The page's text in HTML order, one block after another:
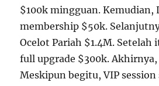
$100k mingguan. Kemudian,
membership $50k.
Ocelot Pariah $1.4M. Setelah
full upgrade $300k. Akhirnya,
Meskipun begitu, VIP session